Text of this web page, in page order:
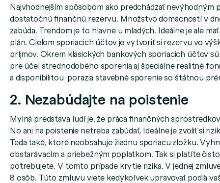
Najvhodnejším spôsobom ako predchádzať nevýhodným
dostatočnú finančnú rezervu. Množstvo domácností v
zabúda. Trendom je to hlavne u mladých. Ideálne je ale
plán. Cieľom sporiacich účtov je vytvoriť si rezervu vo
príjmov. Okrem klasických bankových sporiacich účtov
pre účel strednodobého sporenia aj špeciálne realitné
a disponibilitou porazia stavebné sporenie so štátnou
2. Nezabúdajte na poistenie
Mylná predstava ľudí je, že práca finančných
No ani na poistenie netreba zabúdať. Ideálne je zvoliť si
Teda také, ktoré neobsahuje žiadnu sporiacu zložku.
obstarávacím a priebežným poplatkom. Tak si platíte
potrebujete. V tomto prípade krytie rizika. V jednej
8 osôb. Túto zmluvu viete kedykoľvek upravovať podľa